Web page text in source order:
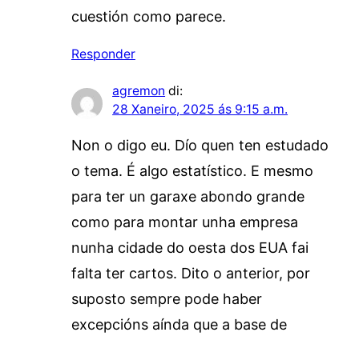
cuestión como parece.
Responder
agremon di:
28 Xaneiro, 2025 ás 9:15 a.m.
Non o digo eu. Dío quen ten estudado
o tema. É algo estatístico. E mesmo
para ter un garaxe abondo grande
como para montar unha empresa
nunha cidade do oesta dos EUA fai
falta ter cartos. Dito o anterior, por
suposto sempre pode haber
excepcións aínda que a base de